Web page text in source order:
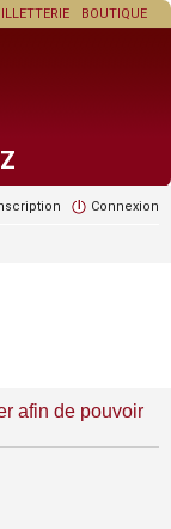
BOUTIQUE
Connexion
afin de pouvoir